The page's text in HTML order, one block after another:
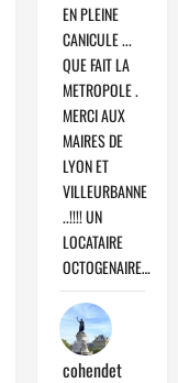
EN PLEINE
CANICULE ...
QUE FAIT LA
METROPOLE .
MERCI AUX
MAIRES DE
LYON ET
VILLEURBANNE
..!!!! UN
LOCATAIRE
OCTOGENAIRE…
cohendet